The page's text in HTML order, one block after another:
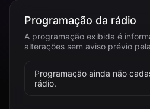
Programação da rádio
A programação exibida é
alterações sem aviso prévio
Programação ainda não
rádio.